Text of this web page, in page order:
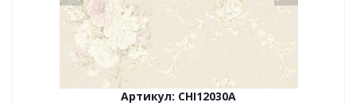
Артикул: CHI12030A